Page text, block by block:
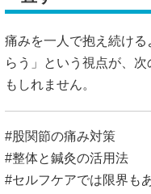
痛みを一人で抱え続け
らう」という視点が、
もしれません。
#股関節の痛み対策
#整体と鍼灸の活用法
#セルフケアでは限界も